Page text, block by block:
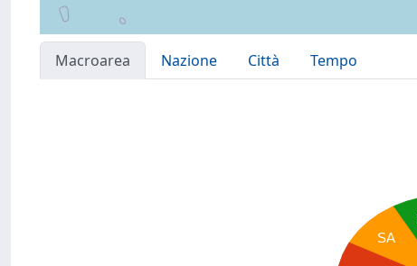
Macroarea Nazione Città
Tempo
SA